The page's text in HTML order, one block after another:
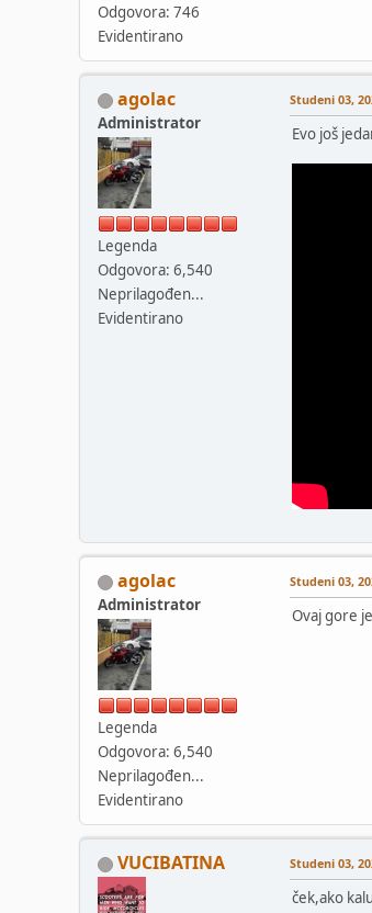
Odgovora: 746
Evidentirano
agolac
Administrator
Legenda
Odgovora: 6,540
Neprilagođen...
Evidentirano
Studeni 03,
Evo još
agolac
Administrator
Legenda
Odgovora: 6,540
Neprilagođen...
Evidentirano
Studeni 03,
Ovaj gore
VUCIBATINA Studeni 03,
ček,ako